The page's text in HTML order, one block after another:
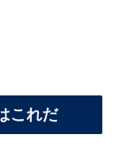
これだ